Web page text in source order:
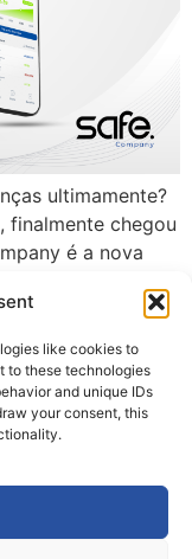
like cookies to
to these technologies
and unique IDs
your consent, this
ultimamente?
finalmente chegou
é a nova
precisas para